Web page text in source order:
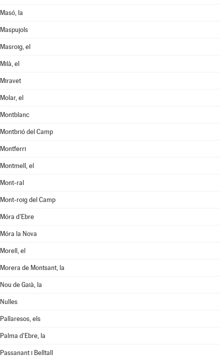
Masó, la
Maspujols
Masroig, el
Milà, el
Miravet
Molar, el
Montblanc
Montbrió del Camp
Montferri
Montmell, el
Mont-ral
Mont-roig del Camp
Móra d'Ebre
Móra la Nova
Morell, el
Morera de Montsant, la
Nou de Gaià, la
Nulles
Pallaresos, els
Palma d'Ebre, la
Passanant i Belltall